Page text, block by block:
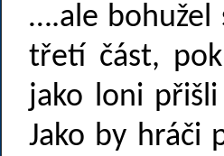
….ale bohužel
třetí část,
jako loni
Jako by hráči